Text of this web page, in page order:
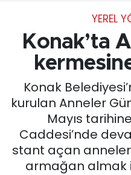
YEREL
Konak’ta
Konak
kurulan Anneler
Mayıs
Caddesi’nde
stant açan
armağan almak
EGE
EĞİTİM
EKONOMİ
English News
Trafik Durumu
Süper Lig Puan
Tüm Manşetler
Son Dakika
Haber Arşivi